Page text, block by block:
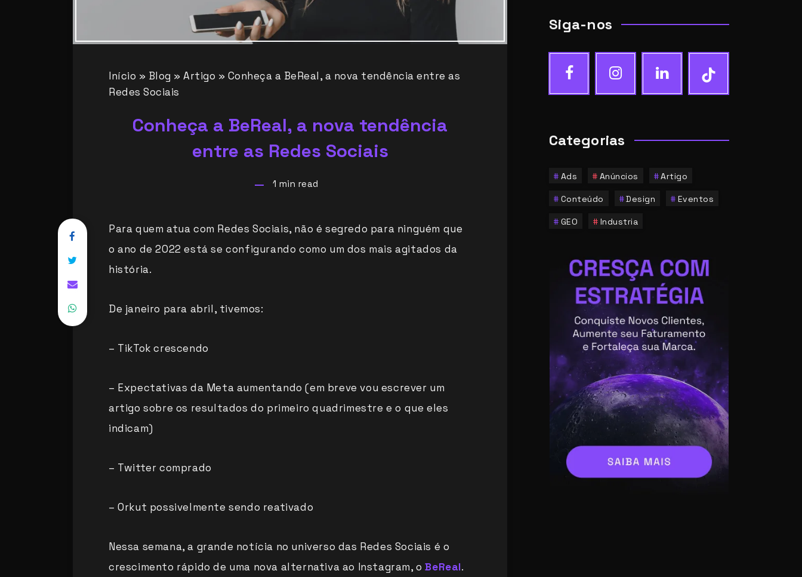
Início » Blog » Artigo » Conheça a BeReal, a nova tendência entre as
Redes Sociais
Conheça a BeReal, a nova tendência
entre as Redes Sociais
1 min read
Para quem atua com Redes Sociais, não é segredo para ninguém que
o ano de 2022 está se configurando como um dos mais agitados da
história.
De janeiro para abril, tivemos:
– TikTok crescendo
– Expectativas da Meta aumentando (em breve vou escrever um
artigo sobre os resultados do primeiro quadrimestre e o que eles
indicam)
– Twitter comprado
– Orkut possivelmente sendo reativado
Nessa semana, a grande notícia no universo das Redes Sociais é o
crescimento rápido de uma nova alternativa ao Instagram, oBeReal.
Siga-nos
Categorias
Ads Anúncios Artigo
Conteúdo Design Eventos
GEO Industria